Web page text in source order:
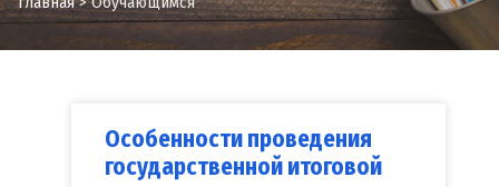
Особенности проведения
государственной итоговой